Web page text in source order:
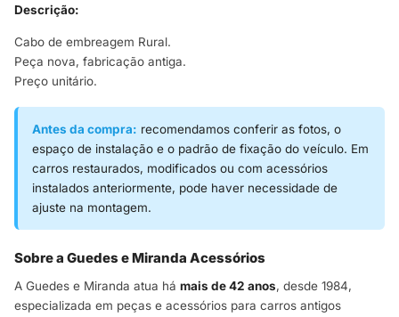
Descrição:
Cabo de embreagem Rural.
Peça nova, fabricação antiga.
Preço unitário.
Antes da compra: recomendamos conferir as fotos, o
espaço de instalação e o padrão de fixação do veículo. Em
carros restaurados, modificados ou com acessórios
instalados anteriormente, pode haver necessidade de
ajuste na montagem.
Sobre a Guedes e Miranda Acessórios
A Guedes e Miranda atua há mais de 42 anos, desde 1984,
especializada em peças e acessórios para carros antigos